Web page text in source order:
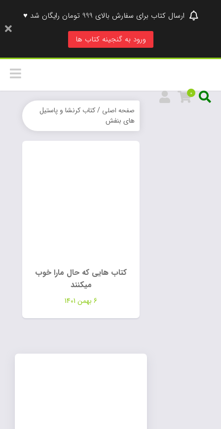
ارسال کتاب برای سفارش بالای 999 تومان رایگان شد ♥
ورود به گنجینه کتاب ها
0
صفحه اصلی / کتاب کرنشا و پاستیل
های بنفش
کتاب هایی که حال مارا خوب
میکنند
6 بهمن 1401